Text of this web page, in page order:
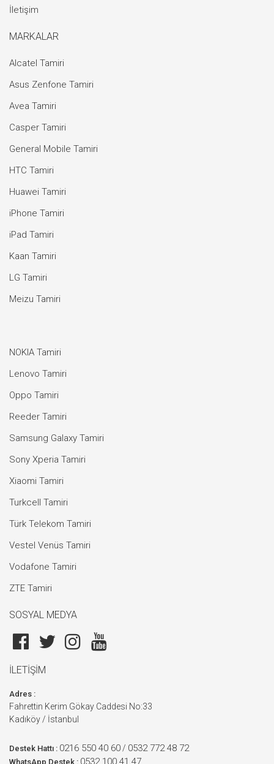
İletişim
MARKALAR
Alcatel Tamiri
Asus Zenfone Tamiri
Avea Tamiri
Casper Tamiri
General Mobile Tamiri
HTC Tamiri
Huawei Tamiri
iPhone Tamiri
iPad Tamiri
Kaan Tamiri
LG Tamiri
Meizu Tamiri
NOKIA Tamiri
Lenovo Tamiri
Oppo Tamiri
Reeder Tamiri
Samsung Galaxy Tamiri
Sony Xperia Tamiri
Xiaomi Tamiri
Turkcell Tamiri
Türk Telekom Tamiri
Vestel Venüs Tamiri
Vodafone Tamiri
ZTE Tamiri
SOSYAL MEDYA
İLETİŞİM
Adres :
Fahrettin Kerim Gökay Caddesi No:33
Kadıköy / İstanbul
Destek Hattı : 0216 550 40 60 / 0532 772 48 72
WhatsApp Destek : 0532 100 41 47